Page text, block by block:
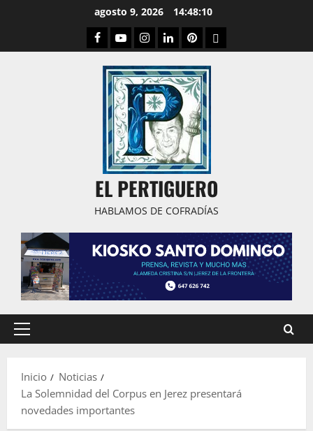
agosto 9, 2026 14:48:11
Facebook
YoutubeInstagram
LinkedPinterestDribbble
EL PERTIGUERO
HABLAMOS DE COFRADÍAS
Menú
Inicio
Noticias
La Solemnidad del Corpus en Jerez presentará
novedades importantes